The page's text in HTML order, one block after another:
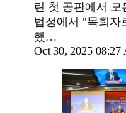
린 첫 공판에서
법정에서 "목회자
했…
Oct 30, 2025